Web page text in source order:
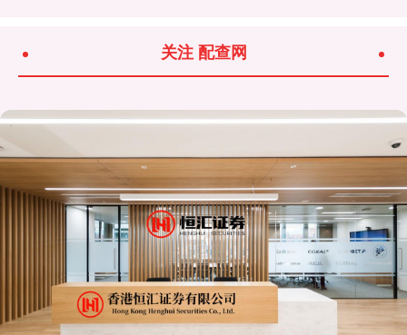
关注 配查网